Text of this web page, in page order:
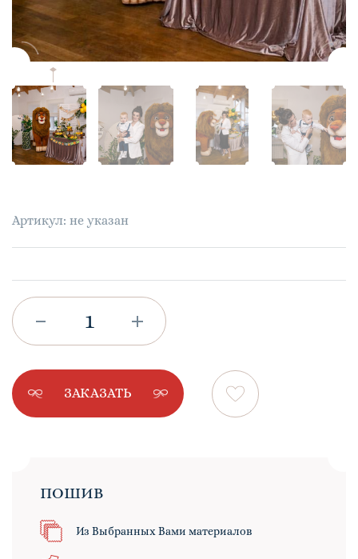
Артикул: не указан
ЗАКАЗАТЬ
ПОШИВ
Из Выбранных Вами материалов